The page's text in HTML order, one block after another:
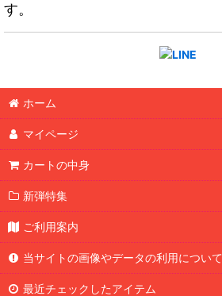
す。
ホーム
マイページ
カートの中身
新弾特集
ご利用案内
当サイトの画像やデータの利用について
最近チェックしたアイテム